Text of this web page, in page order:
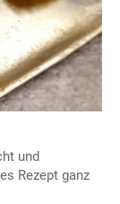
und
Rezept ganz